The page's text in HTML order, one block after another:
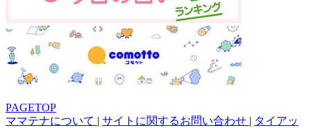
PAGETOP
ママテナについて | サイトに関するお問い合わせ | タイアッ